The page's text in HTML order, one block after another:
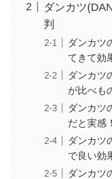
ダンカツ
判
ダンカツ
てきて効
ダンカツ
が比べも
ダンカツ
だと実感！
ダンカツ
で良い効
ダンカツ